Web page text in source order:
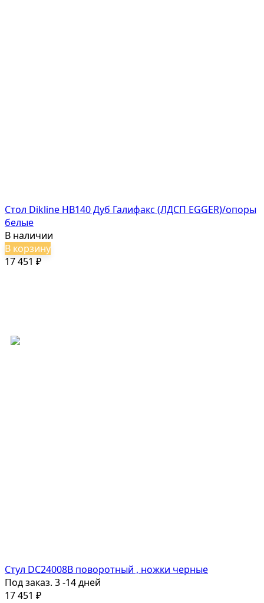
Стол Dikline HB140 Дуб Галифакс (ЛДСП EGGER)/опоры
белые
В наличии
В корзину
17 451 ₽
Стул DC24008B поворотный , ножки черные
Под заказ. 3 -14 дней
17 451 ₽